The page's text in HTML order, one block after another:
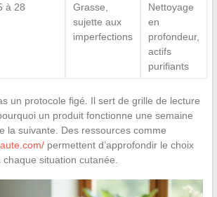
à 28
Grasse,
sujette aux
imperfections
Nettoyage
en
profondeur,
actifs
purifiants
un protocole figé. Il sert de grille de lecture
un produit fonctionne une semaine
la suivante. Des ressources comme
permettent d’approfondir le choix
situation cutanée.